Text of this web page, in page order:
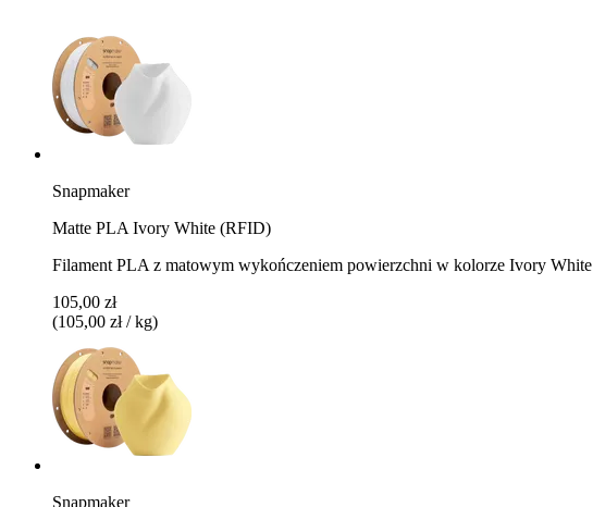
Snapmaker
Matte PLA Ivory White (RFID)
Filament PLA z matowym wykończeniem powierzchni w kolorze Ivory White
105,00 zł
(105,00 zł / kg)
Snapmaker